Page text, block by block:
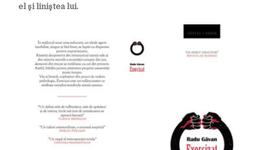
el şi liniştea lui.